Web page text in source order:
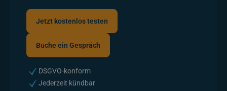
Jetzt kostenlos testen
Buche ein Gespräch
DSGVO-konform
Jederzeit kündbar